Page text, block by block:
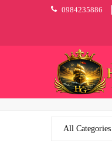
0984235886